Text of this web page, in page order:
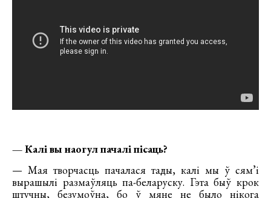
— Калі вы наогул пачалі пісаць?
— Мая творчасць пачалася тады, калі мы ў сям’і
вырашылі размаўляць па-беларуску. Гэта быў крок
штучны, безумоўна, бо ў мяне не было нікога